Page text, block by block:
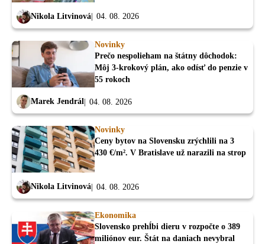
Nikola Litvinová 04. 08. 2026
Novinky
Prečo nespolieham na štátny dôchodok:
Môj 3-krokový plán, ako odísť do penzie v
55 rokoch
Marek Jendrál 04. 08. 2026
Novinky
Ceny bytov na Slovensku zrýchlili na 3
430 €/m². V Bratislave už narazili na strop
Nikola Litvinová 04. 08. 2026
Ekonomika
Slovensko prehĺbi dieru v rozpočte o 389
miliónov eur. Štát na daniach nevybral